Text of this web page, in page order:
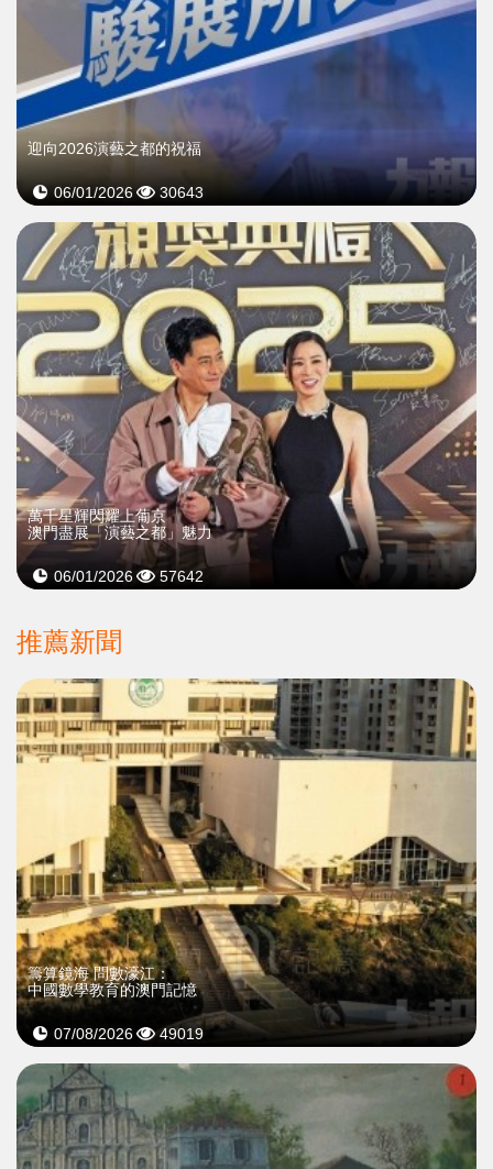
迎向2026演藝之都的祝福
06/01/2026 30643
>
萬千星輝閃耀上葡京
澳門盡展「演藝之都」魅力
06/01/2026 57642
推薦新聞
籌算鏡海 問數濠江：
中國數學教育的澳門記憶
07/08/2026 49019